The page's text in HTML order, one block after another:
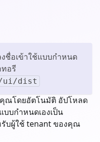
ชื่อเข้าใช้แบบกำหนด
ทอรี
ui/dist
คุณโดยอัตโนมัติ อัปโหลด
บบกำหนดเองเป็น
บผู้ใช้ tenant ของคุณ